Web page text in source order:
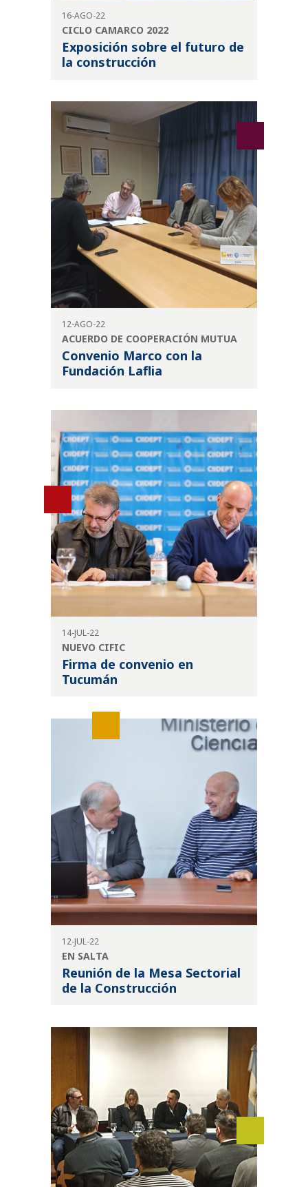
16-AGO-22
CICLO CAMARCO 2022
Exposición sobre el futuro de
la construcción
12-AGO-22
ACUERDO DE COOPERACIÓN MUTUA
Convenio Marco con la
Fundación Laflia
14-JUL-22
NUEVO CIFIC
Firma de convenio en
Tucumán
12-JUL-22
EN SALTA
Reunión de la Mesa Sectorial
de la Construcción